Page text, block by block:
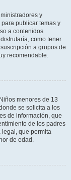
y
publicar temas y
a contenidos
como tener
a grupos de
recomendable.
menores de 13
se solicita a los
de información, que
de los padres
legal, que permita
de edad.